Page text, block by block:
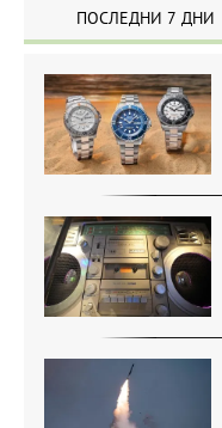
ПОСЛЕДНИ 7 ДНИ